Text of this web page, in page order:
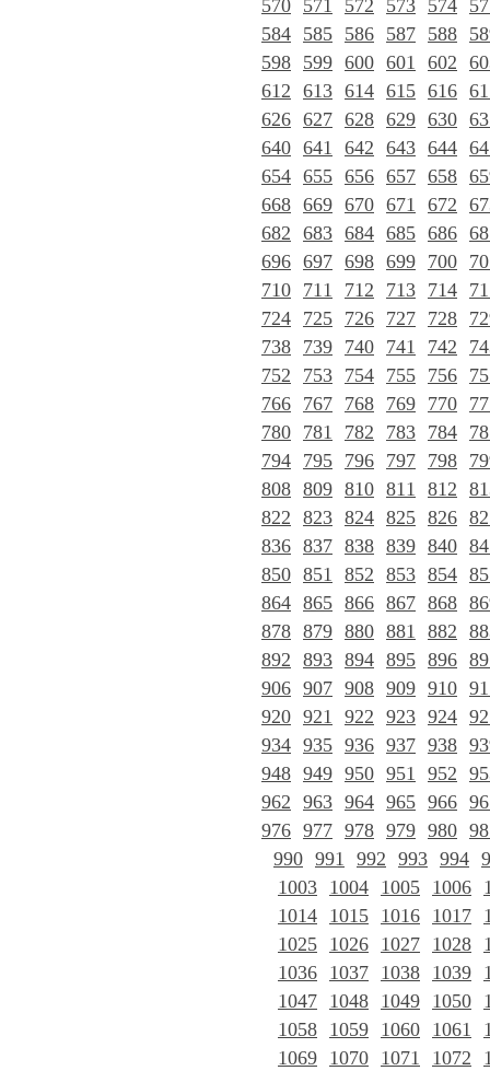
570 571 572 573 574
584 585 586 587 588
598 599 600 601 602
612 613 614 615 616
626 627 628 629 630
640 641 642 643 644
654 655 656 657 658
668 669 670 671 672
682 683 684 685 686
696 697 698 699 700
710 711 712 713 714
724 725 726 727 728
738 739 740 741 742
752
753 754 755 756
766 767 768 769 770
780 781 782 783 784
794 795 796 797 798
808 809 810 811 812
822 823 824 825 826
836 837 838 839 840
850 851 852 853 854
864 865 866 867 868
878 879 880 881 882
892 893 894 895 896
906 907 908 909 910
920 921 922 923 924
934 935 936 937 938
948 949 950 951 952
962 963 964 965 966
976 977 978 979 980
990 991 992 993 994
1003 1004 1005 1006
1014 1015 1016 1017
1025 1026 1027 1028
1036 1037 1038 1039
1047 1048 1049 1050
1058 1059 1060 1061
1069 1070 1071 1072